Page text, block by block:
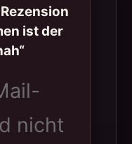
ist der
nicht